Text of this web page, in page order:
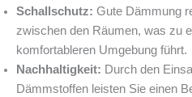
Schallschutz: Gute Dämmung
zwischen den Räumen, was zu
komfortableren Umgebung führt.
Nachhaltigkeit: Durch den
Dämmstoffen leisten Sie einen